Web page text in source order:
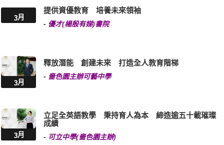
3月
提供資優教育 培養未來領袖
- 優才(楊殷有娣)書院
3月
釋放潛能 創建未來 打造全人教育階梯
- 嗇色園主辦可藝中學
3月
立足全英語教學 秉持育人為本 締造逾五十載璀璨
成績
- 可立中學(嗇色園主辦)